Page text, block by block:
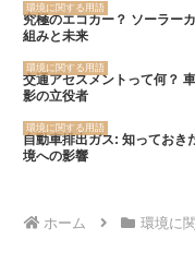
環境に関する用語
究極のエコカー？ ソーラー
組みと未来
環境に関する用語
交通アセスメントって何？
影の立役者
環境に関する用語
自動車排出ガス: 知っておき
境への影響
ホーム 環境に